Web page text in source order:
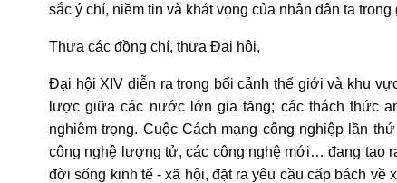
sắc ý chí, niềm tin và khát vọng của nhân dân ta
Thưa các đồng chí, thưa Đại hội,
Đại hội XIV diễn ra trong bối cảnh thế giới và khu
lược giữa các nước lớn gia tăng; các thách thức
nghiêm trọng. Cuộc Cách mạng công nghiệp lần
công nghệ lượng tử, các công nghệ mới… đang tạo
đời sống kinh tế - xã hội, đặt ra yêu cầu cấp bách